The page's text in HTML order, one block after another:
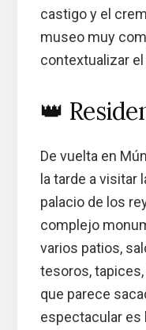
castigo y el
museo muy
contextualizar
👑
De vuelta en
la tarde a visitar
palacio de los
complejo
varios patios,
tesoros,
que parece
espectacular es